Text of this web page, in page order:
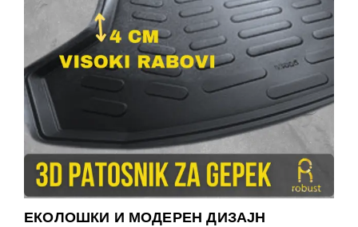
ЕКОЛОШКИ И МОДЕРЕН ДИЗАЈН